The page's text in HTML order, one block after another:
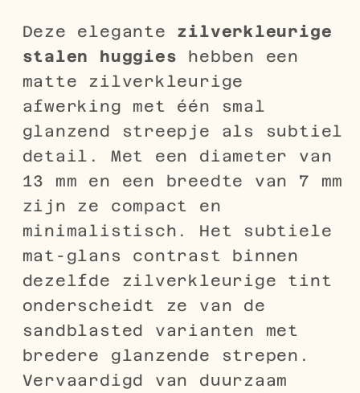
Deze elegante zilverkleurige
stalen huggies hebben een
matte zilverkleurige
afwerking met één smal
glanzend streepje als subtiel
detail. Met een diameter van
13 mm en een breedte van 7 mm
zijn ze compact en
minimalistisch. Het subtiele
mat-glans contrast binnen
dezelfde zilverkleurige tint
onderscheidt ze van de
sandblasted varianten met
bredere glanzende strepen.
Vervaardigd van duurzaam